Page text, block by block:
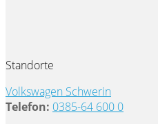
Standorte
Volkswagen Schwerin
Telefon: 0385-64 600 0